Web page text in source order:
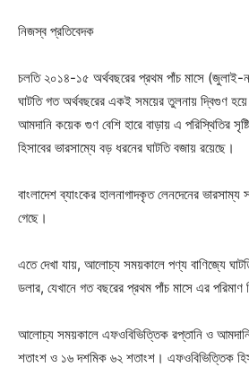
নিজস্ব প্রতিবেদক
চলতি ২০১৪-১৫ অর্থবছরের প্রথম পাঁচ মাসে (জুলাই-
ঘাটতি গত অর্থবছরের একই সময়ের তুলনায় দ্বিগুণ
আমদানি কয়েক গুণ বেশি হারে বাড়ায় এ পরিস্থিতির
হিসাবের ভারসাম্যে বড় ধরনের ঘাটতি বজায় রয়েছে।
বাংলাদেশ ব্যাংকের হালনাগাদকৃত লেনদেনের
গেছে।
এতে দেখা যায়, আলোচ্য সময়কালে পণ্য বাণিজ্যে
ডলার, যেখানে গত বছরের প্রথম পাঁচ মাসে এর
আলোচ্য সময়কালে এফওবিভিত্তিক রপ্তানি ও
শতাংশ ও ১৬ দশমিক ৬২ শতাংশ। এফওবিভিত্তিক